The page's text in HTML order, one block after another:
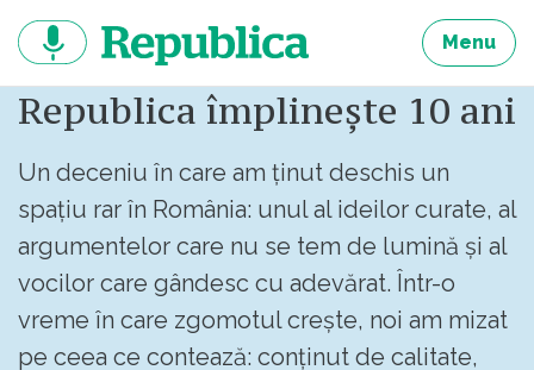
continut
Menu
Republica împlinește 10 ani
Un deceniu în care am ținut deschis un
spațiu rar în România: unul al ideilor curate, al
argumentelor care nu se tem de lumină și al
vocilor care gândesc cu adevărat. Într-o
vreme în care zgomotul crește, noi am mizat
pe ceea ce contează: conținut de calitate,